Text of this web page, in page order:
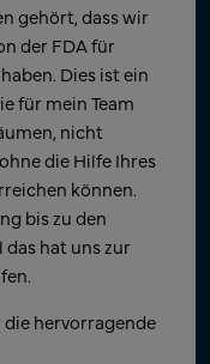
Vielen Dank
Wir freuen
und ein
jungen
uns auf die
nächsten
und
am
nach der
Dies
für die
mit Sitz
gehört, dass wir
der FDA für
Dies ist ein
für mein Team
nicht
die Hilfe Ihres
können.
bis zu den
hat uns zur
die hervorragende